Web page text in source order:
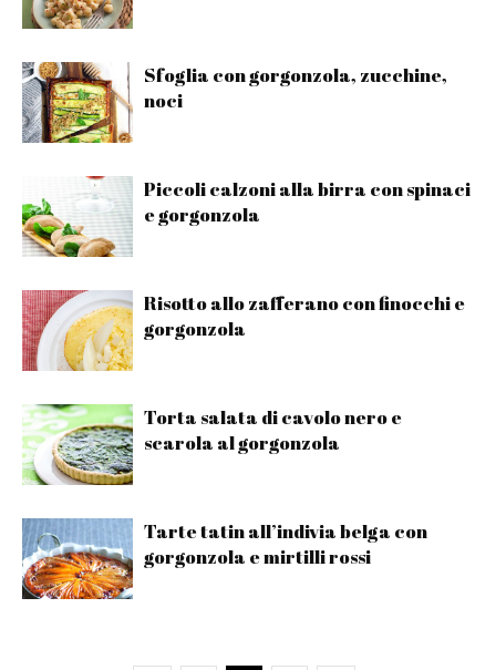
Sfoglia con gorgonzola, zucchine,
noci
Piccoli calzoni alla birra con spinaci
e gorgonzola
Risotto allo zafferano con finocchi e
gorgonzola
Torta salata di cavolo nero e
scarola al gorgonzola
Tarte tatin all’indivia belga con
gorgonzola e mirtilli rossi